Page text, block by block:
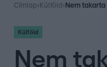
Címlap› Külföld › Nem
Külföld
Nem